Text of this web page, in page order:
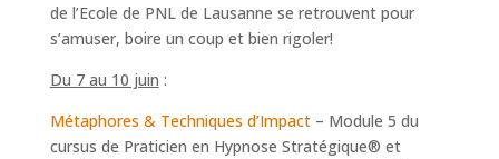
de l’Ecole de PNL de Lausanne se retrouvent pour
s’amuser, boire un coup et bien rigoler!
Du 7 au 10 juin :
Métaphores & Techniques d’Impact – Module 5 du
cursus de Praticien en Hypnose Stratégique® et